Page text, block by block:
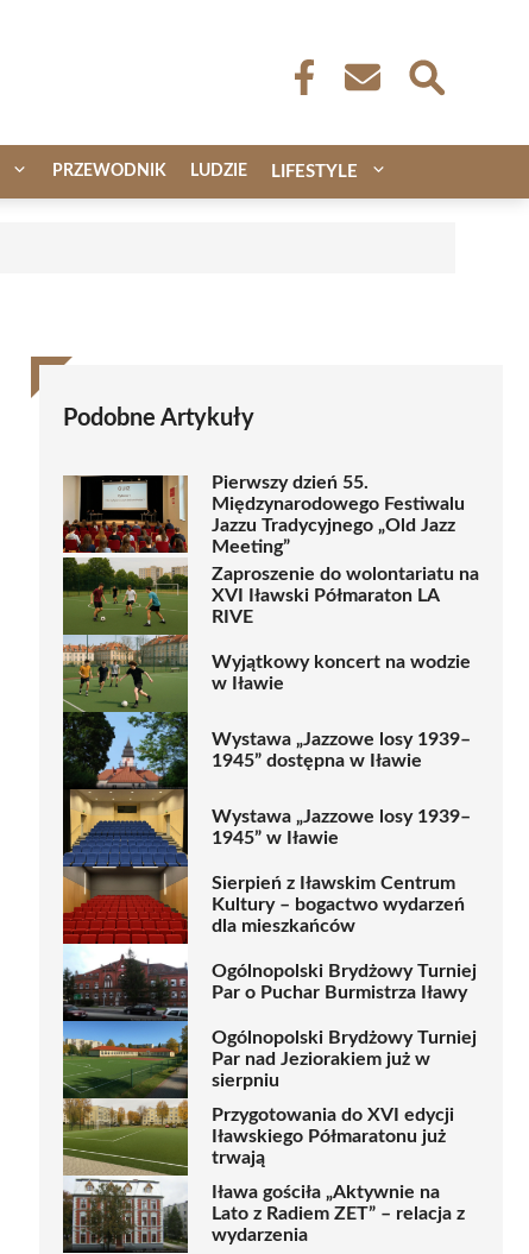
PRZEWODNIK LUDZIE LIFESTYLE
Podobne Artykuły
Pierwszy dzień 55.
Międzynarodowego Festiwalu
Jazzu Tradycyjnego „Old Jazz
Meeting”
Zaproszenie do wolontariatu na
XVI Iławski Półmaraton LA
RIVE
Wyjątkowy koncert na wodzie
w Iławie
Wystawa „Jazzowe losy 1939–
1945” dostępna w Iławie
Wystawa „Jazzowe losy 1939–
1945” w Iławie
Sierpień z Iławskim Centrum
Kultury – bogactwo wydarzeń
dla mieszkańców
Ogólnopolski Brydżowy Turniej
Par o Puchar Burmistrza Iławy
Ogólnopolski Brydżowy Turniej
Par nad Jeziorakiem już w
sierpniu
Przygotowania do XVI edycji
Iławskiego Półmaratonu już
trwają
Iława gościła „Aktywnie na
Lato z Radiem ZET” – relacja z
wydarzenia